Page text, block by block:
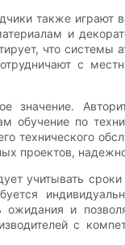
также
и
что системы
с
значение.
обучение по
технического
проектов,
учитывать
и
с